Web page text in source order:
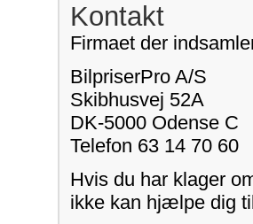
Kontakt
Firmaet der
BilpriserPro A/S
Skibhusvej 52A
DK-5000 Odense C
Telefon 63 14 70 60
Hvis du har klager
ikke kan hjælpe dig